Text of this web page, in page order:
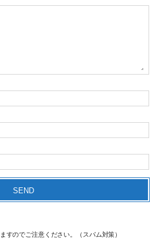
すのでご注意ください。（スパム対策）